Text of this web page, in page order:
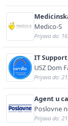
Medico-S
Prijava do:
IT
USZ Dom
Prijava do:
Agent u
Poslovne
Prijava do: